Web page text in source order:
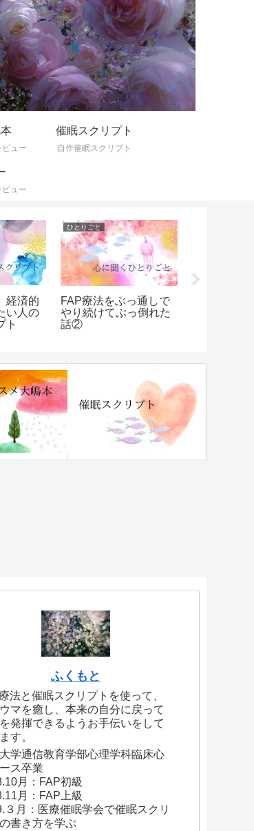
ュー
催眠スクリプト
自作催眠スクリプト
ュー
経済的
い人の
ト
ひとりごと
FAP療法をぶっ通しで
やり続けてぶっ倒れた
話②
ふくもと
法と催眠スクリプトを使って、
ウマを癒し、本来の自分に戻って
発揮できるようお手伝いをして
す。
学通信教育学部心理学科臨床心
ス卒業
月：FAP初級
月：FAP上級
３月：医療催眠学会で催眠スクリ
書き方を学ぶ